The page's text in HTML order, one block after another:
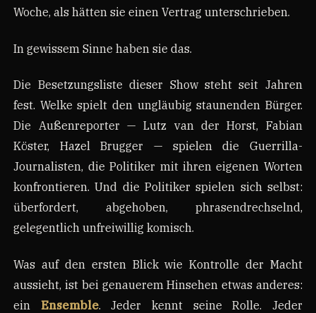
Woche, als hätten sie einen Vertrag unterschrieben.
In gewissem Sinne haben sie das.
Die Besetzungsliste dieser Show steht seit Jahren
fest. Welke spielt den ungläubig staunenden Bürger.
Die Außenreporter — Lutz van der Horst, Fabian
Köster, Hazel Brugger — spielen die Guerrilla-
Journalisten, die Politiker mit ihren eigenen Worten
konfrontieren. Und die Politiker spielen sich selbst:
überfordert, abgehoben, phrasendrechselnd,
gelegentlich unfreiwillig komisch.
Was auf den ersten Blick wie Kontrolle der Macht
aussieht, ist bei genauerem Hinsehen etwas anderes:
ein Ensemble. Jeder kennt seine Rolle. Jeder